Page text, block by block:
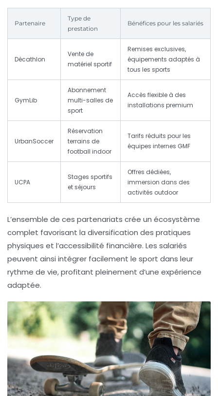
Partenaire
Type de
prestation
Bénéfices pour les salariés
Décathlon
Vente de
matériel sportif
Remises exclusives,
équipements adaptés à
tous les sports
GymLib
Abonnement
multi-salles de
sport
Accès flexible à des
installations premium
UrbanSoccer
Réservation
terrains de
football indoor
Tarifs réduits pour les
équipes internes GMF
UCPA
Stages sportifs
et séjours
Offres dédiées,
immersion dans des
activités outdoor
L’ensemble de ces partenariats crée un écosystème
complet favorisant la diversification des pratiques
physiques et l’accessibilité financière. Les salariés
peuvent ainsi intégrer facilement le sport dans leur
rythme de vie, profitant pleinement d’une expérience
adaptée.